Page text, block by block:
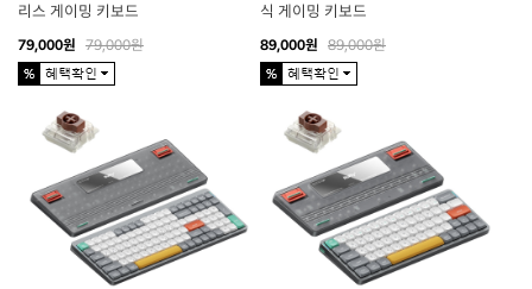
리스 게이밍 키보드
79,000원 79,000원
식 게이밍 키보드
89,000원 89,000원